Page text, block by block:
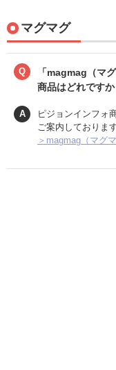
マグマグ
Q
「magmag（マ
商品はどれですか
A
ピジョンインフォ
ご案内しておりま
＞magmag（マグ